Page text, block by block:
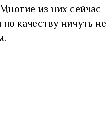
из них сейчас
качеству ничуть не